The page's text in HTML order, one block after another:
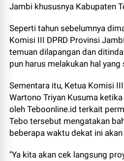
Jambi khususnya Kabupaten
Seperti tahun sebelumnya
Komisi III DPRD Provinsi
temuan dilapangan dan
pun harus melakukan hal yang
Sementara itu, Ketua Komisi
Wartono Triyan Kusuma
oleh Teboonline.id terkait
Tebo tersebut mengatakan
beberapa waktu dekat ini
"Ya kita akan cek langsung